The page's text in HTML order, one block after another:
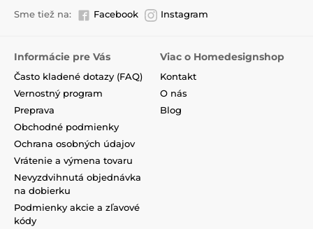
Sme tiež na: Facebook Instagram
Informácie pre Vás
Často kladené dotazy (FAQ)
Vernostný program
Preprava
Obchodné podmienky
Ochrana osobných údajov
Vrátenie a výmena tovaru
Nevyzdvihnutá objednávka
na dobierku
Podmienky akcie a zľavové
kódy
Viac o Homedesignshop
Kontakt
O nás
Blog